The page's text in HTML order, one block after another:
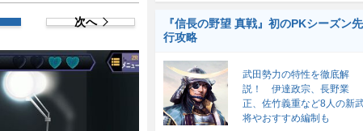
次へ
『信長の野望 真戦』初のPKシーズン先
行攻略
武田勢力の特性を徹底解
説！ 伊達政宗、長野業
正、佐竹義重など8人の新
将やおすすめ編制も